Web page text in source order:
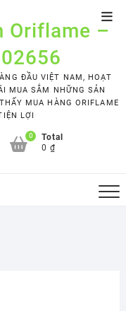
Oriflame –
ĐẦU VIỆT NAM, HOẠT
MUA SẮM NHỮNG SẢN
MUA HÀNG ORIFLAME
LỢI
0
Total
0 ₫